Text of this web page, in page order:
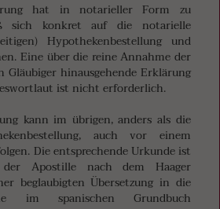
hat in notarieller Form zu
sich konkret auf die notarielle
Hypothekenbestellung und
Eine über die reine Annahme der
hinausgehende Erklärung
ist nicht erforderlich.
kann im übrigen, anders als die
auch vor einem
Die entsprechende Urkunde ist
Apostille nach dem Haager
beglaubigten Übersetzung in die
im spanischen Grundbuch